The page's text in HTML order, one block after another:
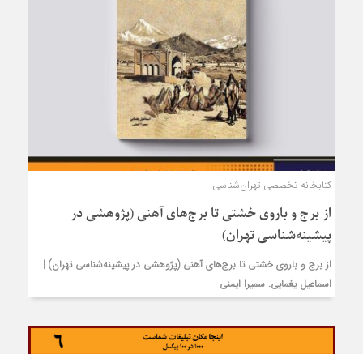
کتابخانه تخصصی تهران‌شناسی:
از برج و باروی خشتی تا برج‌های آهنی (پژوهشی در
پیشینه‌شناسی تهران)
از برج و باروی خشتی تا برج‌های آهنی (پژوهشی در پیشینه‌شناسی تهران) |
اسماعیل یغمایی. سمیرا ایمنی